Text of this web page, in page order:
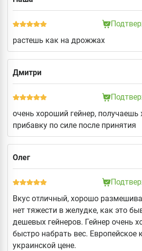
растешь как на дрожжах
Дмитри
очень хороший гейнер,
прибавку по силе после принятия
Олег
Вкус отличный, хорошо
нет тяжести в желудке, как это
дешевых гейнеров. Гейнер очень
быстро набрать вес. Европейское
украинской цене.